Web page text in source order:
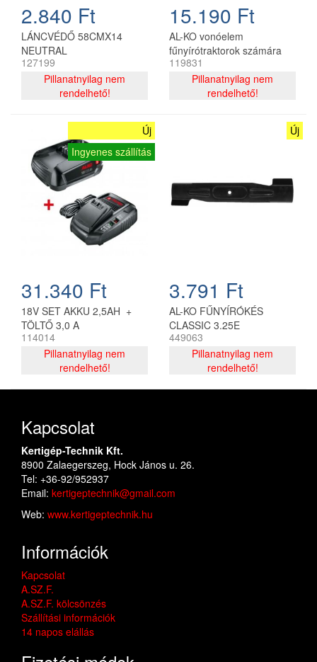
2.840 Ft
LÁNCVÉDŐ 58CMX14
NEUTRAL
127199
Pillanatnyilag nem
rendelhető!
15.190 Ft
AL-KO vonóelem
fűnyírótraktorok számára
119831
Pillanatnyilag nem
rendelhető!
Új
Ingyenes szállítás
31.340 Ft
18V SET AKKU 2,5AH +
TÖLTŐ 3,0 A
114014
Pillanatnyilag nem
rendelhető!
Új
3.791 Ft
AL-KO FŰNYÍRÓKÉS
CLASSIC 3.25E
449063
Pillanatnyilag nem
rendelhető!
Kapcsolat
Kertigép-Technik Kft.
8900 Zalaegerszeg, Hock János u. 26.
Tel: +36-92/952937
Email: kertigeptechnik@gmail.com
Web: www.kertigeptechnik.hu
Információk
Kapcsolat
A.SZ.F.
A.SZ.F. kölcsönzés
Szállítási információk
14 napos elállás